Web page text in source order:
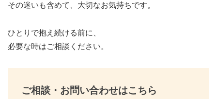
o
k
その迷いも含めて、大切なお気持ちです。
ひとりで抱え続ける前に、
必要な時はご相談ください。
ご相談・お問い合わせはこちら